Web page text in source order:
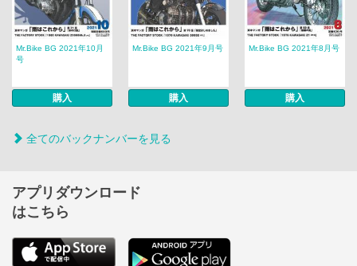
Mr.Bike BG 2021年10月
号
購入
Mr.Bike BG 2021年9月号
購入
Mr.Bike BG 2021年8月号
購入
全てのバックナンバーを見る
アプリダウンロード
はこちら